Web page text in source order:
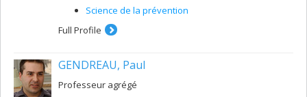
Science de la prévention
Full Profile
GENDREAU, Paul
Professeur agrégé